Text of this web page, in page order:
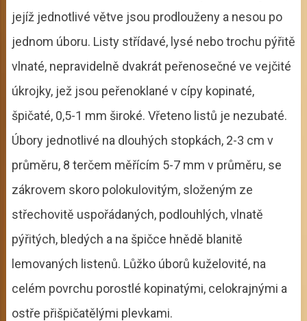
jejíž jednotlivé větve jsou prodlouženy a nesou po
jednom úboru. Listy střídavé, lysé nebo trochu pýřitě
vlnaté, nepravidelně dvakrát peřenosečné ve vejčité
úkrojky, jež jsou peřenoklané v cípy kopinaté,
špičaté, 0,5-1 mm široké. Vřeteno listů je nezubaté.
Úbory jednotlivé na dlouhých stopkách, 2-3 cm v
průměru, 8 terčem měřícím 5-7 mm v průměru, se
zákrovem skoro polokulovitým, složeným ze
střechovitě uspořádaných, podlouhlých, vlnatě
pýřitých, bledých a na špičce hnědě blanitě
lemovaných listenů. Lůžko úborů kuželovité, na
celém povrchu porostlé kopinatými, celokrajnými a
ostře přišpičatělými plevkami.